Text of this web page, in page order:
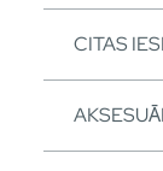
CITAS